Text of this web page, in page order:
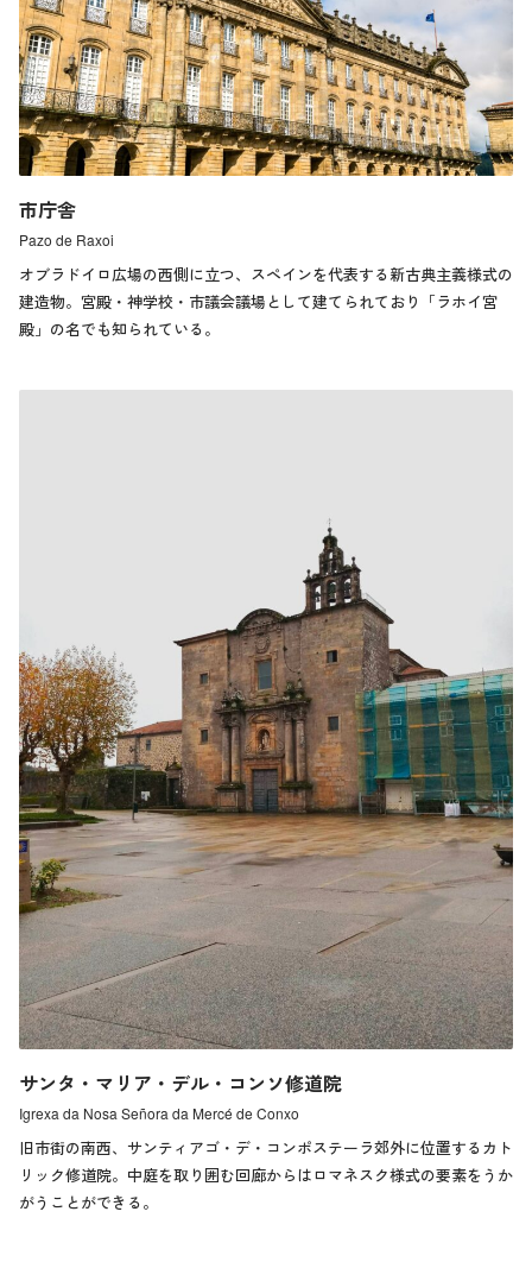
市庁舎
Pazo de Raxoi
オブラドイロ広場の西側に立つ、スペインを代表する新古典主義様式の
建造物。宮殿・神学校・市議会議場として建てられており「ラホイ宮
殿」の名でも知られている。
サンタ・マリア・デル・コンソ修道院
Igrexa da Nosa Señora da Mercé de Conxo
旧市街の南西、サンティアゴ・デ・コンポステーラ郊外に位置するカト
リック修道院。中庭を取り囲む回廊からはロマネスク様式の要素をうか
がうことができる。